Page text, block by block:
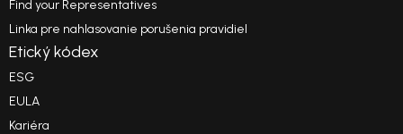
Find your Representatives
Linka pre nahlasovanie porušenia pravidiel
Etický kódex
ESG
EULA
Kariéra